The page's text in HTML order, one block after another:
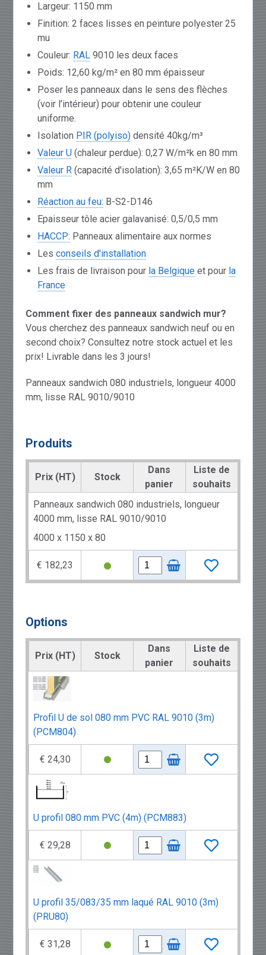
Largeur: 1150 mm
Finition: 2 faces lisses en peinture polyester 25
mu
Couleur: RAL 9010 les deux faces
Poids: 12,60 kg/m² en 80 mm épaisseur
Poser les panneaux dans le sens des flèches
(voir l’intérieur) pour obtenir une couleur
uniforme.
Isolation PIR (polyiso) densité 40kg/m³
Valeur U (chaleur perdue): 0,27 W/m²k en 80 mm
Valeur R (capacité d'isolation): 3,65 m²K/W en 80
mm
Réaction au feu: B-S2-D146
Epaisseur tôle acier galavanisé: 0,5/0,5 mm
HACCP: Panneaux alimentaire aux normes
Lesconseils d'installation
Les frais de livraison pour la Belgique et pour la
France
Comment fixer des panneaux sandwich mur?
Vous cherchez des panneaux sandwich neuf ou en
second choix? Consultez notre stock actuel et les
prix! Livrable dans les 3 jours!
Panneaux sandwich 080 industriels, longueur 4000
mm, lisse RAL 9010/9010
Produits
Prix (HT) Stock
Dans
panier
Liste de
souhaits
Panneaux sandwich 080 industriels, longueur
4000 mm, lisse RAL 9010/9010
4000 x 1150 x 80
€ 182,23
Options
Prix (HT) Stock
Dans
panier
Liste de
souhaits
Profil U de sol 080 mm PVC RAL 9010 (3m)
(PCM804)
€ 24,30
U profil 080 mm PVC (4m) (PCM883)
€ 29,28
U profil 35/083/35 mm laqué RAL 9010 (3m)
(PRU80)
€ 31,28